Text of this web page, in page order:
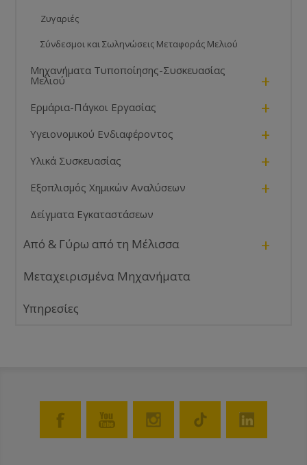
Ζυγαριές
Σύνδεσμοι και Σωληνώσεις Μεταφοράς Μελιού
Μηχανήματα Τυποποίησης-Συσκευασίας
Μελιού +
Ερμάρια-Πάγκοι Εργασίας +
Υγειονομικού Ενδιαφέροντος +
Υλικά Συσκευασίας +
Εξοπλισμός Χημικών Αναλύσεων +
Δείγματα Εγκαταστάσεων
Από & Γύρω από τη Μέλισσα +
Μεταχειρισμένα Μηχανήματα
Υπηρεσίες